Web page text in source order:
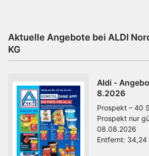
Aktuelle Angebote bei ALDI
KG
Aldi -
8.2026
Prospekt – 40
Prospekt nur
08.08.2026
Entfernt: 34,24